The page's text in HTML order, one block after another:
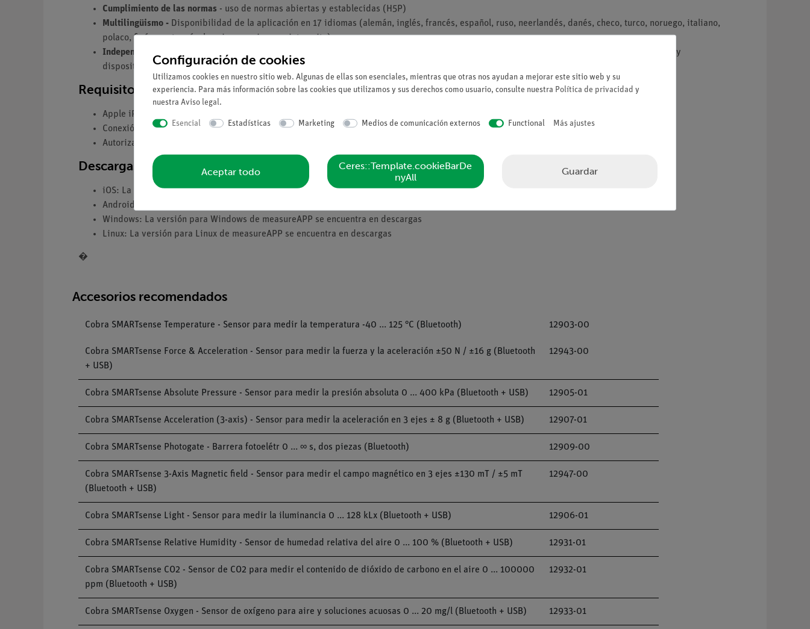
Cumplimiento de las normas - uso de normas abiertas y establecidas (H5P)
Multilingüismo - Disponibilidad de la aplicación en 17 idiomas (alemán, inglés, francés, español, ruso, neerlandés, danés, checo, turco, noruego, italiano,
polaco, finés, portugués, kazajo, ucraniano y vietnamita)
Independencia de la plataforma -
Disponibilidad de la aplicación para todos los sistemas operativos móviles (iOS, Android, Windows, Linux) y
dispositivos finales (teléfono inteligente, tableta, PC de escritorio)
Requisitos técnicos
Apple iPad / iPhone (desde iOS 12.0) o Android Tablet / Smartphone (desde Android 6.0) o Windows (desde la versión 10) o Linux (Debian)
Conexión Bluetooth activa
Autorización de aplicación para cámara / video / audio / GPS cuando se utiliza la función correspondiente
Descargas
iOS: La versión para iOS de measureAPP se encuentra
aquí
Android: La versión para Android de measureAPP se encuentra
Windows: La versión para Windows de measureAPP se encuentra en descargas
Linux: La versión para Linux de measureAPP se encuentra en descargas
�
Accesorios recomendados
Cobra SMARTsense Temperature - Sensor para medir la temperatura -40 ... 125 °C (Bluetooth) 12903-00
Cobra SMARTsense Force & Acceleration - Sensor para medir la fuerza y la aceleración ±50 N / ±16 g (Bluetooth
+ USB)
12943-00
Cobra SMARTsense Absolute Pressure - Sensor para medir la presión absoluta 0 ... 400 kPa (Bluetooth + USB) 12905-01
Cobra SMARTsense Acceleration (3-axis) - Sensor para medir la aceleración en 3 ejes ± 8 g (Bluetooth + USB) 12907-01
Cobra SMARTsense Photogate - Barrera fotoelétr 0 ... ∞ s, dos piezas (Bluetooth) 12909-00
Cobra SMARTsense 3-Axis Magnetic field - Sensor para medir el campo magnético en 3 ejes ±130 mT / ±5 mT
(Bluetooth + USB)
12947-00
Cobra SMARTsense Light - Sensor para medir la iluminancia 0 ... 128 kLx (Bluetooth + USB) 12906-01
Cobra SMARTsense Relative Humidity - Sensor de humedad relativa del aire 0 ... 100 % (Bluetooth + USB) 12931-01
Cobra SMARTsense CO2 - Sensor de CO2 para medir el contenido de dióxido de carbono en el aire 0 ... 100000
ppm (Bluetooth + USB)
12932-01
Cobra SMARTsense Oxygen - Sensor de oxígeno para aire y soluciones acuosas 0 ... 20 mg/l (Bluetooth + USB) 12933-01
Configuración de cookies
Utilizamos cookies en nuestro sitio web. Algunas de ellas son esenciales, mientras que otras nos ayudan a mejorar este sitio web y su
experiencia. Para más información sobre las cookies que utilizamos y sus derechos como usuario, consulte nuestra Política de privacidad y
nuestra Aviso legal.
Esencial Estadísticas Marketing Medios de comunicación externos Functional Más ajustes
Aceptar todo
Ceres::Template.cookieBarDe
nyAll
Guardar